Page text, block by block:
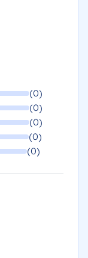
(0)
(0)
(0)
(0)
(0)